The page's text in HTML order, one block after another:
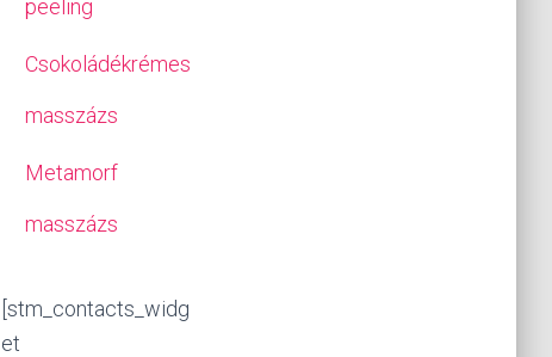
peeling
Csokoládékrémes
masszázs
Metamorf
masszázs
[stm_contacts_widg
et